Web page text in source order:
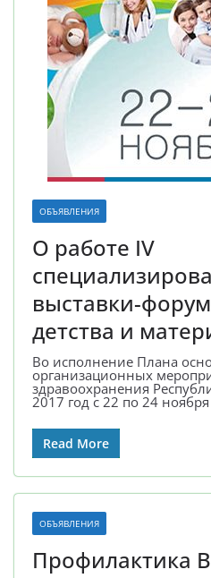
ОБЪЯВЛЕНИЯ
О работе IV
выставки-
детства и
Во исполнение Плана
организационных
здравоохранения
2017 год с 22 по 24
Read More
ОБЪЯВЛЕНИЯ
Профилактика